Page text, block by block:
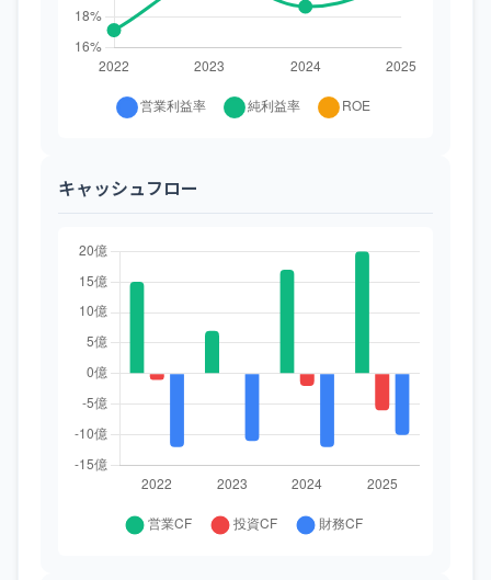
キャッシュフロー